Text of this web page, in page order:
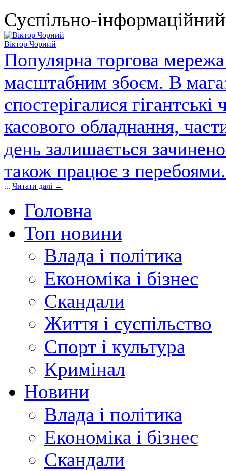
Суспільно-
Віктор Чорний
Популярна торгова
масштабним збоєм. В
спостерігалися
касового обладнання,
день залишається
також працює з
... Читати далі →
Головна
Топ новини
Влада і політика
Економіка і бізнес
Скандали
Життя і суспільство
Спорт і культура
Кримінал
Новини
Влада і політика
Економіка і бізнес
Скандали